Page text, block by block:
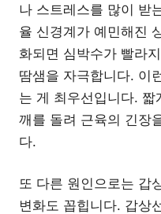
나 스트레스를 많이 받
율 신경계가 예민해진
화되면 심박수가 빨라
땀샘을 자극합니다. 이
는 게 최우선입니다. 짧
깨를 돌려 근육의 긴장
다.
또 다른 원인으로는 갑
변화도 꼽힙니다. 갑상